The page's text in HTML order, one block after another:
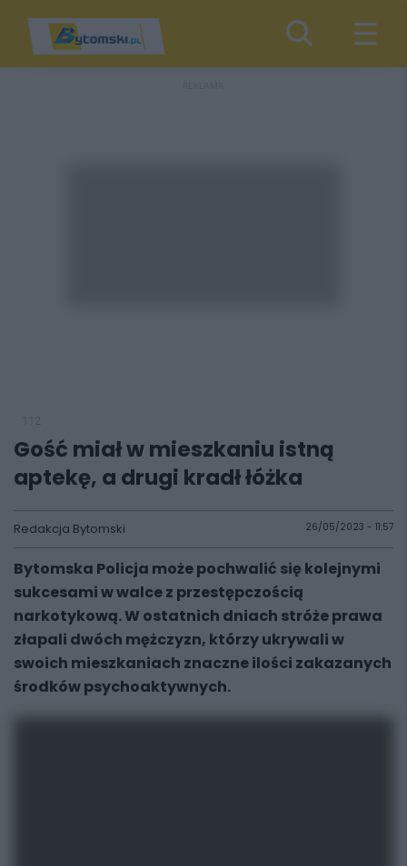
Gość miał w mieszkaniu istną
aptekę, a drugi kradł łóżka
Redakcja Bytomski 26/05/2023 - 11:57
Bytomska Policja może pochwalić się kolejnymi
sukcesami w walce z przestępczością
narkotykową. W ostatnich dniach stróże prawa
złapali dwóch mężczyzn, którzy ukrywali w
swoich mieszkaniach znaczne ilości zakazanych
środków psychoaktywnych.